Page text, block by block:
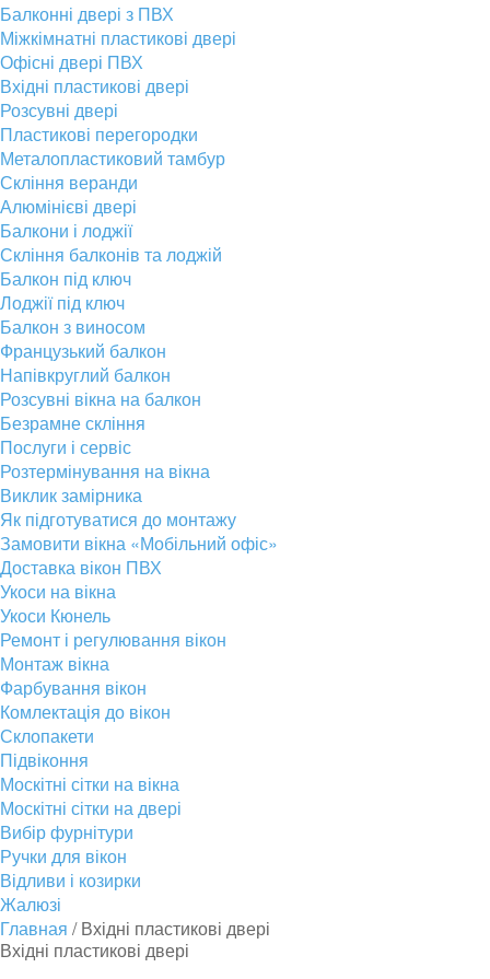
Балконні двері з ПВХ
Міжкімнатні пластикові двері
Офісні двері ПВХ
Вхідні пластикові двері
Розсувні двері
Пластикові перегородки
Металопластиковий тамбур
Скління веранди
Алюмінієві двері
Балкони і лоджії
Скління балконів та лоджій
Балкон під ключ
Лоджії під ключ
Балкон з виносом
Французький балкон
Напівкруглий балкон
Розсувні вікна на балкон
Безрамне скління
Послуги і сервіс
Розтермінування на вікна
Виклик замірника
Як підготуватися до монтажу
Замовити вікна «Мобільний офіс»
Доставка вікон ПВХ
Укоси на вікна
Укоси Кюнель
Ремонт і регулювання вікон
Монтаж вікна
Фарбування вікон
Комлектація до вікон
Склопакети
Підвіконня
Москітні сітки на вікна
Москітні сітки на двері
Вибір фурнітури
Ручки для вікон
Відливи і козирки
Жалюзі
Главная /Вхідні пластикові двері
Вхідні пластикові двері